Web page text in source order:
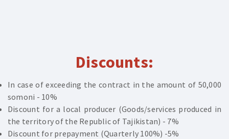
Discounts:
In case of exceeding the contract in the amount of 50,000
somoni - 10%
Discount for a local producer (Goods/services produced in
the territory of the Republic of Tajikistan) - 7%
Discount for prepayment (Quarterly 100%) -5%